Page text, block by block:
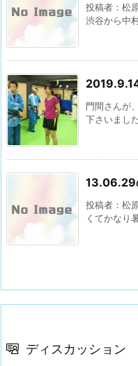
投稿者：松
渋谷から中
門間さんが
下さいまし
13.06.29
投稿者：松
くてかなり
ディスカッション